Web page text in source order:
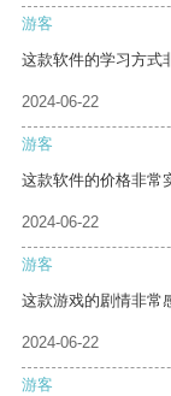
游客
这款软件的学习方式
2024-06-22
游客
这款软件的价格非常
2024-06-22
游客
这款游戏的剧情非常
2024-06-22
游客